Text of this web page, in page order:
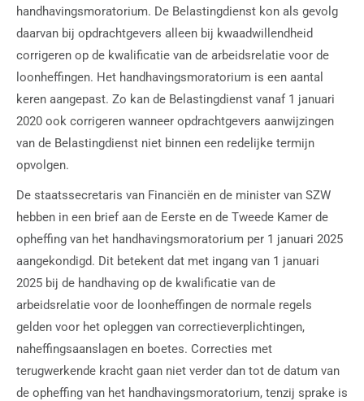
handhavingsmoratorium. De Belastingdienst kon als gevolg
daarvan bij opdrachtgevers alleen bij kwaadwillendheid
corrigeren op de kwalificatie van de arbeidsrelatie voor de
loonheffingen. Het handhavingsmoratorium is een aantal
keren aangepast. Zo kan de Belastingdienst vanaf 1 januari
2020 ook corrigeren wanneer opdrachtgevers aanwijzingen
van de Belastingdienst niet binnen een redelijke termijn
opvolgen.
De staatssecretaris van Financiën en de minister van SZW
hebben in een brief aan de Eerste en de Tweede Kamer de
opheffing van het handhavingsmoratorium per 1 januari 2025
aangekondigd. Dit betekent dat met ingang van 1 januari
2025 bij de handhaving op de kwalificatie van de
arbeidsrelatie voor de loonheffingen de normale regels
gelden voor het opleggen van correctieverplichtingen,
naheffingsaanslagen en boetes. Correcties met
terugwerkende kracht gaan niet verder dan tot de datum van
de opheffing van het handhavingsmoratorium, tenzij sprake is